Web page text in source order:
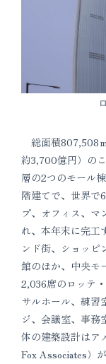
総面積807,508
約3,700億円）の
層の2つのモール
階建てで、世界で
プ、オフィス、マ
れ、本年末に完工
ンド街、ショッピ
館のほか、中央モ
2,036席のロッテ
サルホール、練習
ジ、会議室、事務
体の建築設計はア
Fox Associates）